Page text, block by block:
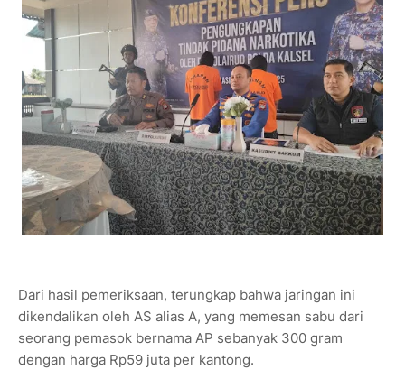
Dari hasil pemeriksaan, terungkap bahwa jaringan ini
dikendalikan oleh AS alias A, yang memesan sabu dari
seorang pemasok bernama AP sebanyak 300 gram
dengan harga Rp59 juta per kantong.